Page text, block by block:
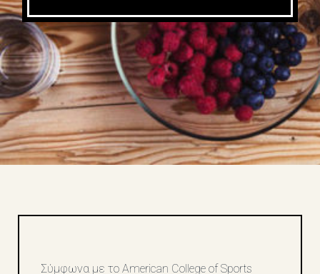
Σύμφωνα με το American College of Sports